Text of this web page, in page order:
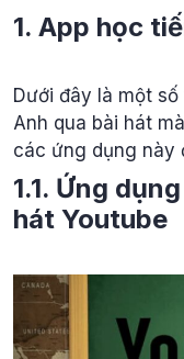
1. App học
Dưới đây là một
Anh qua bài hát
các ứng dụng này
1.1. Ứng
hát Youtube